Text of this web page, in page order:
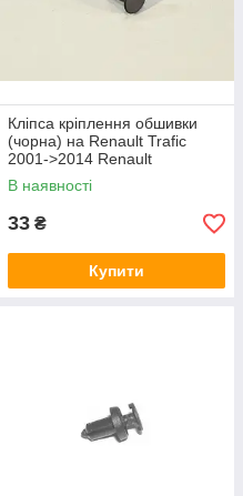
Кліпса кріплення обшивки
(чорна) на Renault Trafic
2001->2014 Renault
(Оригінал) 77 03 077 153
В наявності
33 ₴
Купити